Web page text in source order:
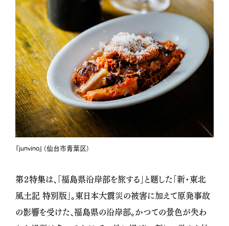
『junvino』（仙台市青葉区）
第２特集は、「福島県沿岸部を旅する」と題した「新・東北
風土記 特別版」。東日本大震災の被害に加えて原発事故
の影響を受けた、福島県の沿岸部。かつての景色が失わ